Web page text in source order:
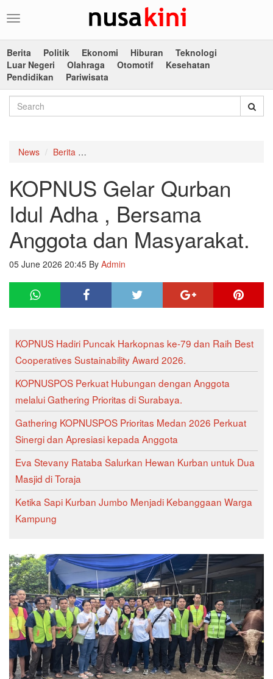
Toggle
Berita
Politik Ekonomi Hiburan
Teknologi
Luar Negeri
Olahraga Otomotif
Kesehatan
Pendidikan
Pariwisata
News Berita
KOPNUS Gelar Qurban
Idul Adha , Bersama
Anggota dan Masyarakat.
05 June 2026 20:45 By Admin
KOPNUS Hadiri Puncak Harkopnas ke-79 dan Raih Best
Cooperatives Sustainability Award 2026.
KOPNUSPOS Perkuat Hubungan dengan Anggota
melalui Gathering Prioritas di Surabaya.
Gathering KOPNUSPOS Prioritas Medan 2026 Perkuat
Sinergi dan Apresiasi kepada Anggota
Eva Stevany Rataba Salurkan Hewan Kurban untuk Dua
Masjid di Toraja
Ketika Sapi Kurban Jumbo Menjadi Kebanggaan Warga
Kampung